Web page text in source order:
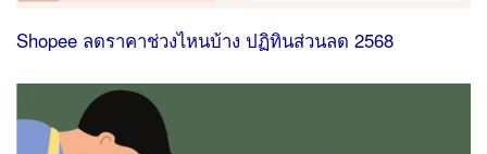
Shopee ลดราคาช่วงไหนบ้าง ปฏิทินส่วนลด 2568